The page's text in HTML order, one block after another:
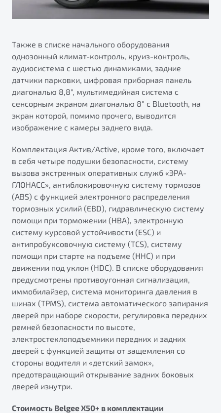
Также в списке начального оборудования
однозонный климат-контроль, круиз-контроль,
аудиосистема с шестью динамиками, задние
датчики парковки, цифровая приборная панель
диагональю 8,8", мультимедийная система с
сенсорным экраном диагональю 8" с Bluetooth, на
экран которой, помимо прочего, выводится
изображение с камеры заднего вида.
Комплектация Актив/Active, кроме того, включает
в себя четыре подушки безопасности, систему
вызова экстренных оперативных служб «ЭРА-
ГЛОНАСС», антиблокировочную систему тормозов
(ABS) с функцией электронного распределения
тормозных усилий (EBD), гидравлическую систему
помощи при торможении (HBA), электронную
систему курсовой устойчивости (ESС) и
антипробуксовочную систему (TCS), систему
помощи при старте на подъеме (HHC) и при
движении под уклон (HDC). В списке оборудования
предусмотрены противоугонная сигнализация,
иммобилайзер, система мониторинга давления в
шинах (TPMS), система автоматического запирания
дверей при наборе скорости, регулировка передних
ремней безопасности по высоте,
электростеклоподъемники передних и задних
дверей с функцией защиты от защемления со
стороны водителя и «детский замок»,
предотвращающий открывание задних боковых
дверей изнутри.
Стоимость Belgee X50+ в комплектации